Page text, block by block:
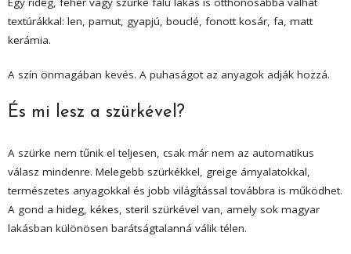
textúrákkal: len, pamut, gyapjú, bouclé, fonott kosár, fa, matt
kerámia.
A szín önmagában kevés. A puhaságot az anyagok adják hozzá.
És mi lesz a szürkével?
A szürke nem tűnik el teljesen, csak már nem az automatikus
válasz mindenre. Melegebb szürkékkel, greige árnyalatokkal,
természetes anyagokkal és jobb világítással továbbra is működhet.
A gond a hideg, kékes, steril szürkével van, amely sok magyar
lakásban különösen barátságtalanná válik télen.